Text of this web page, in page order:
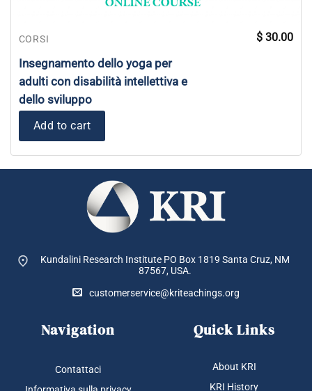
CORSI
Insegnamento dello yoga per
adulti con disabilità intellettiva e
dello sviluppo
$ 30.00
Add to cart
Kundalini Research Institute PO Box 1819 Santa Cruz, NM
87567, USA.
customerservice@kriteachings.org
Navigation
Contattaci
Quick Links
About KRI
KRI History